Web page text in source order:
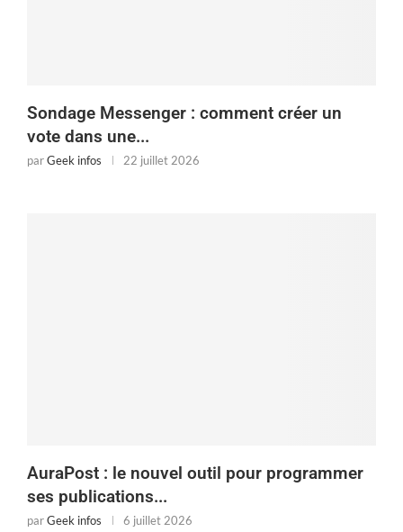
Sondage Messenger : comment créer un
vote dans une...
parGeek infos 22 juillet 2026
AuraPost : le nouvel outil pour programmer
ses publications...
parGeek infos 6 juillet 2026